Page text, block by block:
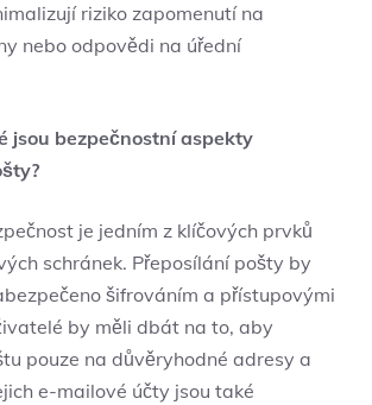
riziko zapomenutí na
nebo odpovědi na úřední
jsou bezpečnostní aspekty
je jedním z klíčových prvků
schránek. Přeposílání pošty by
šifrováním a přístupovými
by měli dbát na to, aby
pouze na důvěryhodné adresy a
e-mailové účty jsou také